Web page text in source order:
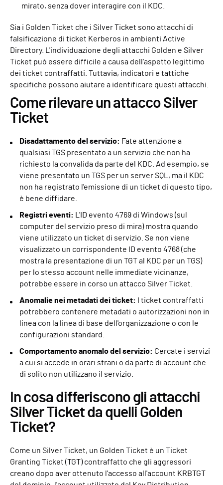
mirato, senza dover interagire con il KDC.
Sia i Golden Ticket che i Silver Ticket sono attacchi di
falsificazione di ticket Kerberos in ambienti Active
Directory. L'individuazione degli attacchi Golden e Silver
Ticket può essere difficile a causa dell'aspetto legittimo
dei ticket contraffatti. Tuttavia, indicatori e tattiche
specifiche possono aiutare a identificare questi attacchi.
Come rilevare un attacco Silver
Ticket
Disadattamento del servizio: Fate attenzione a
qualsiasi TGS presentato a un servizio che non ha
richiesto la convalida da parte del KDC. Ad esempio, se
viene presentato un TGS per un server SQL, ma il KDC
non ha registrato l'emissione di un ticket di questo tipo,
è bene diffidare.
Registri eventi:
L'ID evento 4769 di Windows (sul
computer del servizio preso di mira) mostra quando
viene utilizzato un ticket di servizio. Se non viene
visualizzato un corrispondente ID evento 4768 (che
mostra la presentazione di un TGT al KDC per un TGS)
per lo stesso account nelle immediate vicinanze,
potrebbe essere in corso un attacco Silver Ticket.
Anomalie nei metadati dei ticket:
I ticket contraffatti
potrebbero contenere metadati o autorizzazioni non in
linea con la linea di base dell'organizzazione o con le
configurazioni standard.
Comportamento anomalo del servizio: Cercate i servizi
a cui si accede in orari strani o da parte di account che
di solito non utilizzano il servizio.
In cosa differiscono gli attacchi
Silver Ticket da quelli Golden
Ticket?
Come un Silver Ticket, un Golden Ticket è un Ticket
Granting Ticket (TGT) contraffatto che gli aggressori
creano dopo aver ottenuto l'accesso all'account KRBTGT